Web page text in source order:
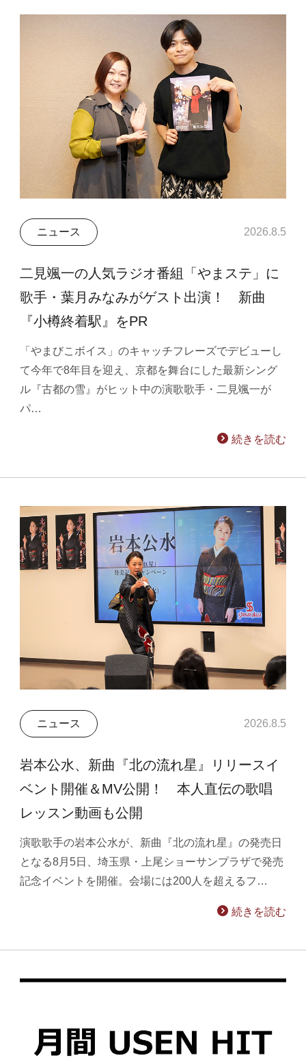
ニュース 2026.8.5
二見颯一の人気ラジオ番組「やまステ」に
歌手・葉月みなみがゲスト出演！ 新曲
『小樽終着駅』をPR
「やまびこボイス」のキャッチフレーズでデビューし
て今年で8年目を迎え、京都を舞台にした最新シング
ル『古都の雪』がヒット中の演歌歌手・二見颯一が
パ…
続きを読む
ニュース 2026.8.5
岩本公水、新曲『北の流れ星』リリースイ
ベント開催＆MV公開！ 本人直伝の歌唱
レッスン動画も公開
演歌歌手の岩本公水が、新曲『北の流れ星』の発売日
となる8月5日、埼玉県・上尾ショーサンプラザで発売
記念イベントを開催。会場には200人を超えるフ…
続きを読む